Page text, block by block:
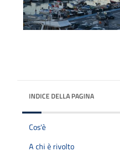
INDICE DELLA PAGINA
Cos'è
A chi è rivolto